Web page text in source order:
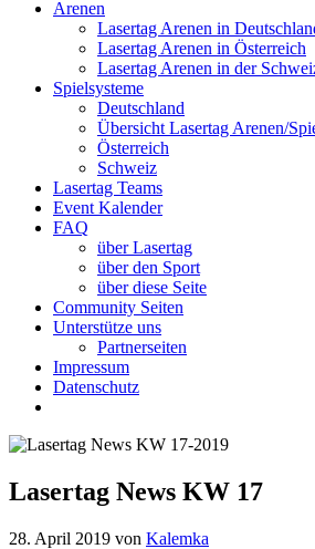
Arenen
Lasertag Arenen in
Lasertag Arenen in Österreich
Lasertag Arenen in der
Spielsysteme
Deutschland
Übersicht Lasertag Arenen/
Österreich
Schweiz
Lasertag Teams
Event Kalender
FAQ
über Lasertag
über den Sport
über diese Seite
Community Seiten
Unterstütze uns
Partnerseiten
Impressum
Datenschutz
Lasertag News KW 17
28. April 2019 von Kalemka